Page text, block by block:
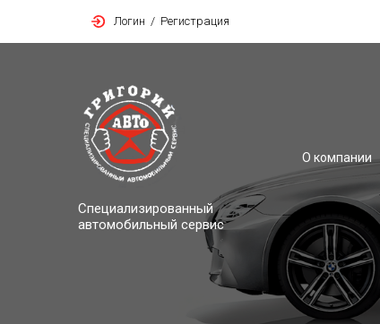
Логин / Регистрация
Специализированный
автомобильный сервис
О компании